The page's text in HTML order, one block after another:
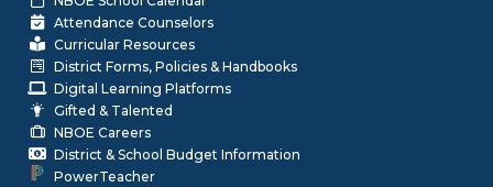
Attendance Counselors
Curricular Resources
District Forms, Policies & Handbooks
Digital Learning Platforms
Gifted & Talented
NBOE Careers
District & School Budget Information
PowerTeacher